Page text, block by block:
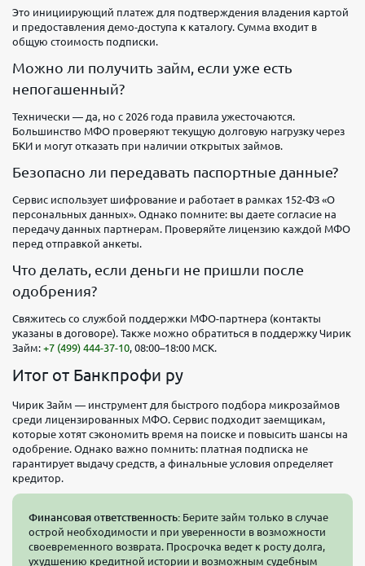
Это инициирующий платеж для подтверждения владения картой
и предоставления демо-доступа к каталогу. Сумма входит в
общую стоимость подписки.
Можно ли получить займ, если уже есть
непогашенный?
Технически — да, но с 2026 года правила ужесточаются.
Большинство МФО проверяют текущую долговую нагрузку через
БКИ и могут отказать при наличии открытых займов.
Безопасно ли передавать паспортные данные?
Сервис использует шифрование и работает в рамках 152-ФЗ «О
персональных данных». Однако помните: вы даете согласие на
передачу данных партнерам. Проверяйте лицензию каждой МФО
перед отправкой анкеты.
Что делать, если деньги не пришли после
одобрения?
Свяжитесь со службой поддержки МФО-партнера (контакты
указаны в договоре). Также можно обратиться в поддержку Чирик
Займ: +7 (499) 444-37-10 , 08:00–18:00 МСК.
Итог от Банкпрофи ру
Чирик Займ — инструмент для быстрого подбора микрозаймов
среди лицензированных МФО. Сервис подходит заемщикам,
которые хотят сэкономить время на поиске и повысить шансы на
одобрение. Однако важно помнить: платная подписка не
гарантирует выдачу средств, а финальные условия определяет
кредитор.
Финансовая ответственность: Берите займ только в случае
острой необходимости и при уверенности в возможности
своевременного возврата. Просрочка ведет к росту долга,
ухудшению кредитной истории и возможным судебным